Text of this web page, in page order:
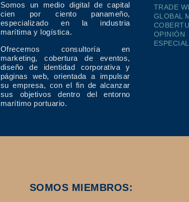
Somos un medio digital de capital
cien por ciento panameño,
especializado en la industria
marítima y logística.
Ofrecemos consultoría en
marketing, cobertura de eventos,
diseño de identidad corporativa y
páginas web, orientada a impulsar
su empresa, con el fin de alcanzar
sus objetivos dentro del entorno
marítimo portuario.
TRADE
GLOBAL
OPINIÓN
SOMOS MIEMBROS: